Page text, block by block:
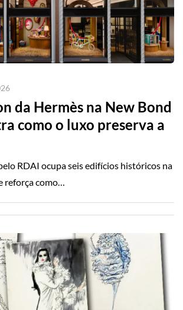
da Hermès na New Bond
como o luxo preserva a
RDAI ocupa seis edifícios históricos na
reforça como…